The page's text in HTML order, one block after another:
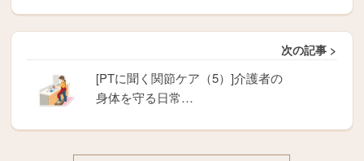
次の記事 >
[PTに聞く関節ケア（5）]介護者の
身体を守る日常…